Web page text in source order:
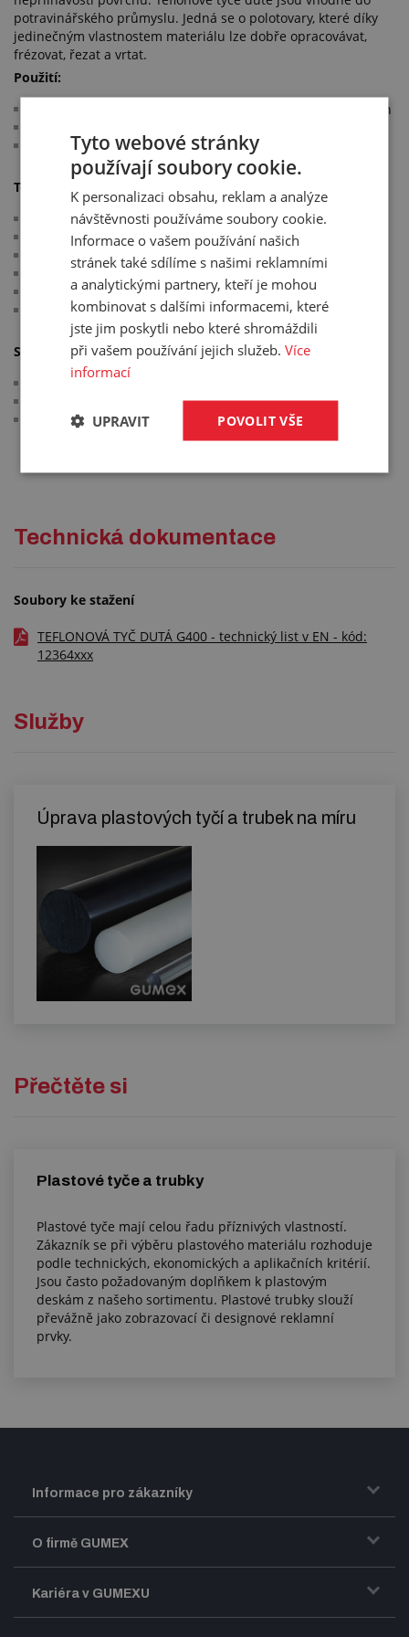
potravinářského průmyslu. Jedná se o polotovary, které díky
jedinečným vlastnostem materiálu lze dobře opracovávat,
frézovat, řezat a vrtat.
Použití:
vedení kapalin v hydraulických a pneumatických systémech
těsnění, ložiska, kluzná pouzdra
Technické parametry:
materiál: PTFE (teflon)
tvrdost: ≥ 51 °ShD
tažnost: 200 %
pružnost v tahu: 20 MPa
barva: bílá
pracovní teplota: -200 °C/+260 °C
Splňuje normy:
pevnost v tahu a tažnost dle ASTM D4894
splnění požadavků pro potraviny FDA
splnění požadavků pro potraviny EU 10/2011
Technická dokumentace
Soubory ke stažení
TEFLONOVÁ TYČ DUTÁ G400 - technický list v EN - kód:
12364xxx
Služby
Úprava plastových tyčí a trubek na míru
Přečtěte si
Plastové tyče a trubky
Plastové tyče mají celou řadu příznivých vlastností.
Zákazník se při výběru plastového materiálu rozhoduje
podle technických, ekonomických a aplikačních kritérií.
Jsou často požadovaným doplňkem k plastovým
deskám z našeho sortimentu. Plastové trubky slouží
převážně jako zobrazovací či designové reklamní
prvky.
Informace pro zákazníky
Doprava a zasílání zboží
Obchodní podmínky
O firmě GUMEX
Představení firmy GUMEX
Kariéra v GUMEXU
Tyto webové stránky
používají soubory cookie.
K personalizaci obsahu, reklam a analýze
návštěvnosti používáme soubory cookie.
Informace o vašem používání našich
stránek také sdílíme s našimi reklamními
a analytickými partnery, kteří je mohou
kombinovat s dalšími informacemi, které
jste jim poskytli nebo které shromáždili
při vašem používání jejich služeb.Více
informací
POVOLIT VŠE
UPRAVIT